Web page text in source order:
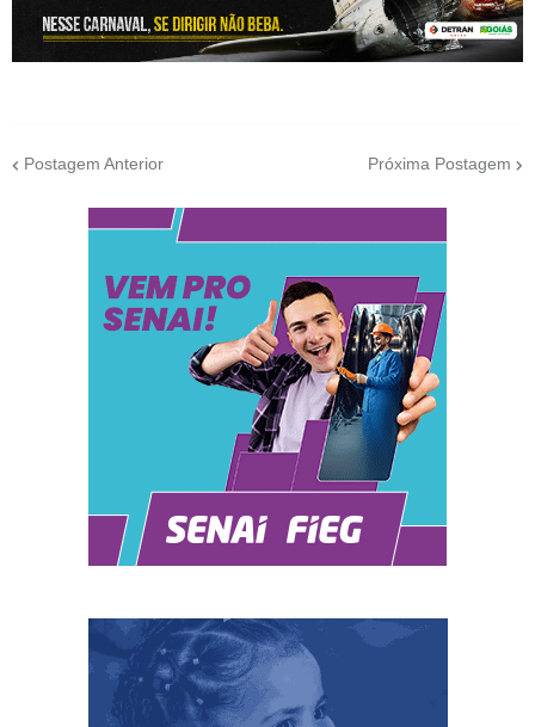
Postagem Anterior Próxima Postagem